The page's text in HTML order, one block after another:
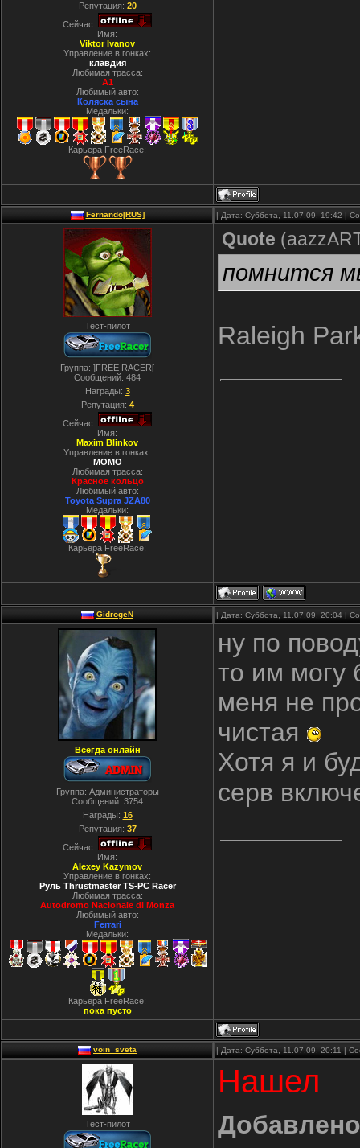
Репутация: 20
Сейчас:
Имя:
Viktor Ivanov
Управление в гонках:
клавдия
Любимая трасса:
A1
Любимый авто:
Коляска сына
Медальки:
Карьера FreeRace:
Fernando[RUS] | Дата: Суббота, 11.07.09, 19:42 |
Тест-пилот
Группа: ]FREE RACER[
Сообщений: 484
Награды: 3
Репутация: 4
Сейчас:
Имя:
Maxim Blinkov
Управление в гонках:
MOMO
Любимая трасса:
Красное кольцо
Любимый авто:
Toyota Supra JZA80
Медальки:
Карьера FreeRace:
Quote (
помнится
Raleigh
GidrogeN | Дата: Суббота, 11.07.09, 20:04 |
Всегда онлайн
Группа: Администраторы
Сообщений: 3754
Награды: 16
Репутация: 37
Сейчас:
Имя:
Alexey Kazymov
Управление в гонках:
Руль Thrustmaster TS-PC Racer
Любимая трасса:
Autodromo Nacionale di Monza
Любимый авто:
Ferrari
Медальки:
Карьера FreeRace:
пока пусто
ну по
то им могу
меня не
чистая
Хотя я и
серв
voin_sveta | Дата: Суббота, 11.07.09, 20:11 |
Тест-пилот
Нашел
Добавлено